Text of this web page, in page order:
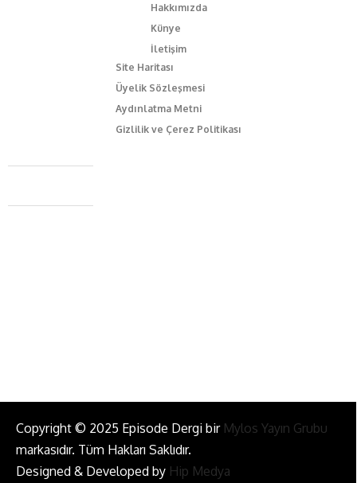
Hakkımızda
Künye
İletişim
Site Haritası
Üyelik Sözleşmesi
Aydınlatma Metni
Gizlilik ve Çerez Politikası
Caferağa Mah. Dr. Şakir Paşa Sok. No3/A Kadıköy İstanbul
+90 543 345 46 00
Copyright © 2025 Episode Dergi bir Mylos Yayın Grubu
markasıdır. Tüm Hakları Saklıdır.
Designed & Developed by Hip Medya